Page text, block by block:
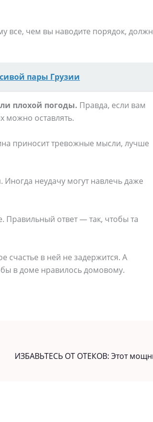
все, чем вы наводите порядок,
пары Грузии
плохой погоды. Правда, если вам
можно оставлять.
приносит тревожные мысли, лучше
Иногда неудачу могут навлечь даже
Правильный ответ — так, чтобы та
счастье в ней не задержится. А
в доме нравилось домовому.